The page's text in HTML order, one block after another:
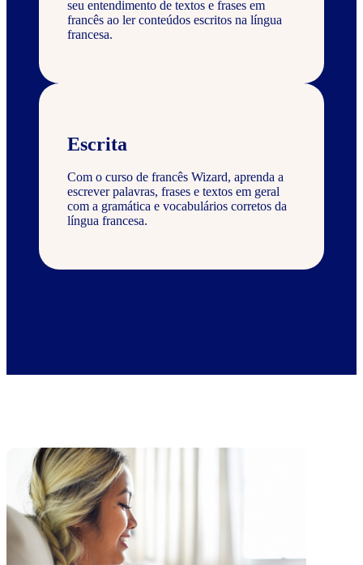
seu entendimento de textos e frases em
francês ao ler conteúdos escritos na língua
francesa.
Escrita
Com o curso de francês Wizard, aprenda a
escrever palavras, frases e textos em geral
com a gramática e vocabulários corretos da
língua francesa.